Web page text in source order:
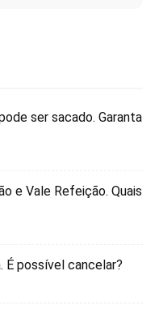
ser sacado. Garanta
e Vale Refeição. Quais
É possível cancelar?